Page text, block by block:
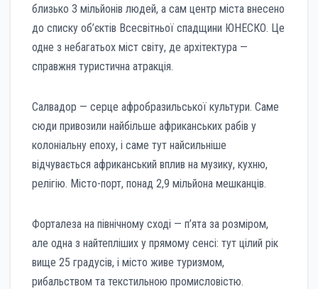
близько 3 мільйонів людей, а сам центр міста внесено
до списку об’єктів Всесвітньої спадщини ЮНЕСКО. Це
одне з небагатьох міст світу, де архітектура —
справжня туристична атракція.
Салвадор — серце афробразильської культури. Саме
сюди привозили найбільше африканських рабів у
колоніальну епоху, і саме тут найсильніше
відчувається африканський вплив на музику, кухню,
релігію. Місто-порт, понад 2,9 мільйона мешканців.
Форталеза на північному сході — п’ята за розміром,
але одна з найтепліших у прямому сенсі: тут цілий рік
вище 25 градусів, і місто живе туризмом,
рибальством та текстильною промисловістю.